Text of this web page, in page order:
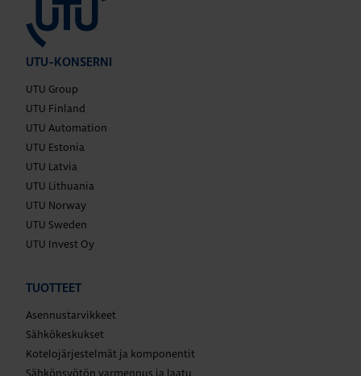
UTU-KONSERNI
UTU Group
UTU Finland
UTU Automation
UTU Estonia
UTU Latvia
UTU Lithuania
UTU Norway
UTU Sweden
UTU Invest Oy
TUOTTEET
Asennustarvikkeet
Sähkökeskukset
Kotelojärjestelmät ja komponentit
Sähkönsyötön varmennus ja laatu